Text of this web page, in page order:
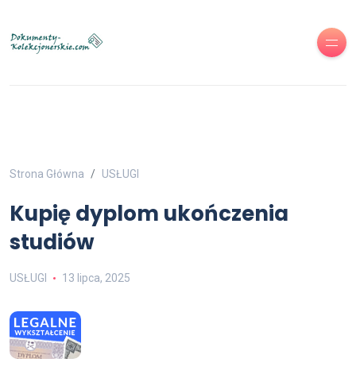
Strona Główna USŁUGI
Kupię dyplom ukończenia
studiów
USŁUGI 13 lipca, 2025